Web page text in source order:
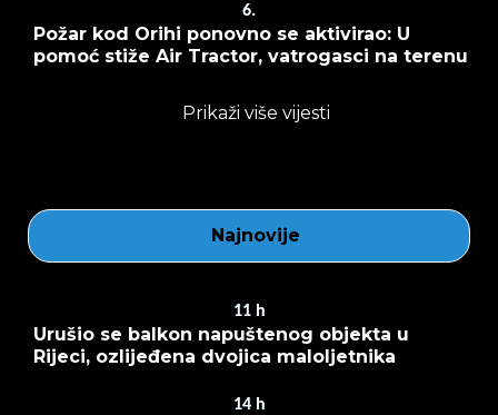
6.
Požar kod Orihi ponovno se aktivirao: U
pomoć stiže Air Tractor, vatrogasci na terenu
Prikaži više vijesti
Najnovije
11 h
Urušio se balkon napuštenog objekta u
Rijeci, ozlijeđena dvojica maloljetnika
14 h